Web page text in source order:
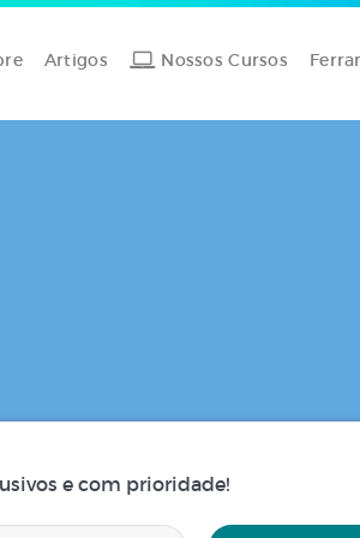
Artigos Nossos Cursos
e com prioridade!